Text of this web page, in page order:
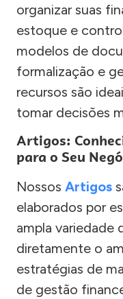
organizar suas
estoque e
modelos de
formalização e
recursos são
tomar decisões
Artigos:
para o Seu
Nossos Artigos
elaborados por
ampla variedade
diretamente o
estratégias de
de gestão